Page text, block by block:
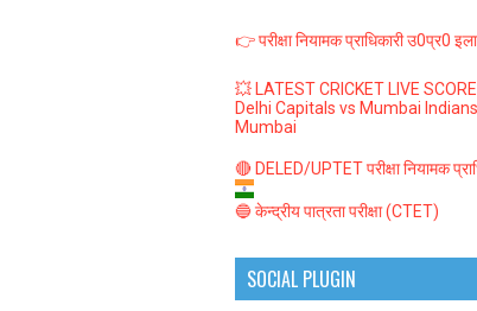
👉 परीक्षा नियामक प्राधिकारी उ0प्र0
💥 LATEST CRICKET LIVE SCORE
Delhi Capitals vs Mumbai
Mumbai
🔴 DELED/UPTET परीक्षा नियामक
🔵 केन्द्रीय पात्रता परीक्षा (CTET)
SOCIAL PLUGIN